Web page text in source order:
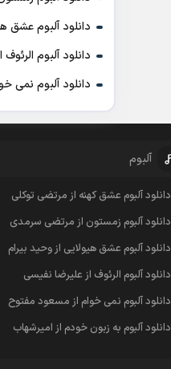
دانلود آلبوم عشق
دانلود آلبوم
دانلود آلبوم نمی
آلبوم
دانلود آلبوم عشق کهنه از مرتضی توکلی
دانلود آلبوم زمستون از مرتضی سرمدی
دانلود آلبوم عشق هیولایی از وحید بیرام
دانلود آلبوم الرئوف از علیرضا نفیسی
دانلود آلبوم نمی خوام از مسعود مفتوح
دانلود آلبوم به زبون خودم از امیرشهاب